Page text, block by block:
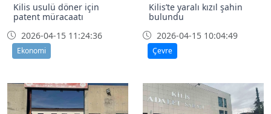
Kilis usulü döner için
patent müracaatı
2026-04-15 11:24:36
Ekonomi
Kilis’te yaralı kızıl şahin
bulundu
2026-04-15 10:04:49
Çevre